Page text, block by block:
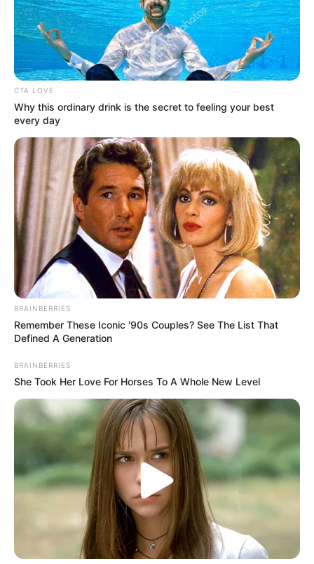
CTA LOVE
Why this ordinary drink is the secret to feeling your best
every day
BRAINBERRIES
Remember These Iconic '90s Couples? See The List That
Defined A Generation
BRAINBERRIES
She Took Her Love For Horses To A Whole New Level